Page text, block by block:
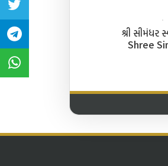
શ્રી સીમંધર
Shree